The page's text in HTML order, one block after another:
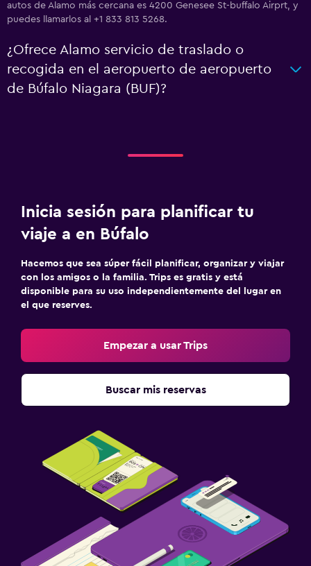
autos de Alamo más cercana es 4200 Genesee St-buffalo Airprt, y
puedes llamarlos al +1 833 813 5268.
¿Ofrece Alamo servicio de traslado o
recogida en el aeropuerto de aeropuerto
de Búfalo Niagara (BUF)?
Inicia sesión para planificar tu
viaje a en Búfalo
Hacemos que sea súper fácil planificar, organizar y viajar
con los amigos o la familia. Trips es gratis y está
disponible para su uso independientemente del lugar en
el que reserves.
Empezar a usar Trips
Buscar mis reservas